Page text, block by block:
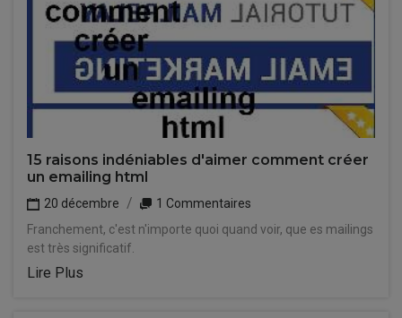
15 raisons indéniables d'aimer comment créer
un emailing html
20 décembre
1 Commentaires
Franchement, c'est n'importe quoi quand voir, que es mailings
est très significatif.
Lire Plus